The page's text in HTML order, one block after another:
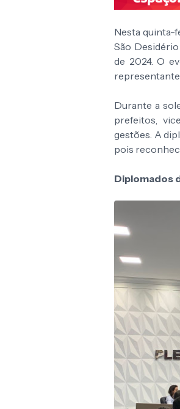
Nesta quinta-
São
de 2024. O
Durante a
prefeitos,
gestões. A
pois
Diplomados